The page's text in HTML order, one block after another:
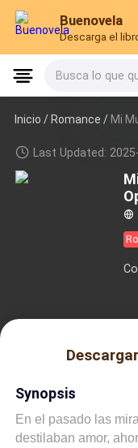
Buenovela
Descarga el
Busca lo que
Inicio /Romance / Mi
Last Updated:
Synopsis
En el pasado las
destilaban amor,